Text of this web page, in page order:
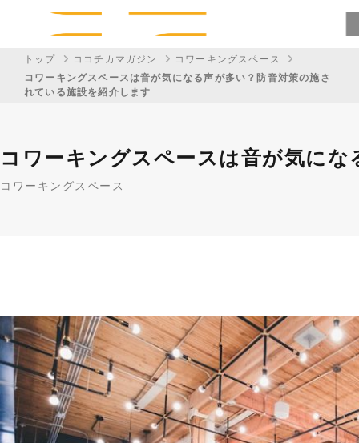
トップ ココチカマガジン
コワーキングスペース
コワーキングスペースは音が気になる声が多い？防音対策の施さ
れている施設を紹介します
コワーキングスペースは音が気に
コワーキングスペース